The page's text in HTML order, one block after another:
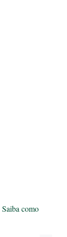
Saiba como